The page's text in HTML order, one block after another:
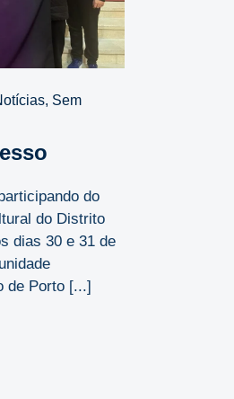
, Sem
do
do Distrito
dias 30 e 31 de
de Porto [...]